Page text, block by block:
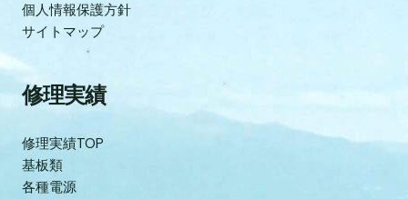
個人情報保護方針
サイトマップ
修理実績
修理実績TOP
基板類
各種電源